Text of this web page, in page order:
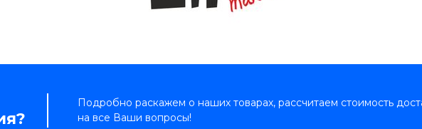
Подробно раскажем о наших товарах, рассчитаем стоимость
на все Ваши вопросы!